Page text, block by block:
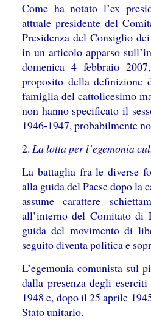
Come ha notato l’ex
attuale presidente del
Presidenza del Consiglio
in un articolo apparso
domenica 4 febbraio
proposito della
famiglia del cattolicesimo
non hanno specificato il
1946-1947, probabilmente
2. La lotta per l’egemonia
La battaglia fra le diverse
alla guida del Paese dopo la
assume carattere
all’interno del Comitato di
guida del movimento di
seguito diventa politica e
L’egemonia comunista sul
dalla presenza degli
1948 e, dopo il 25 aprile
Stato unitario.